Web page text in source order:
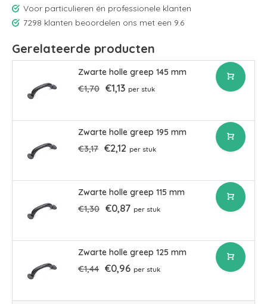
Voor particulieren én professionele klanten
7298 klanten beoordelen ons met een 9.6
Gerelateerde producten
Zwarte holle greep 145 mm
€1,70 €1,13 per stuk
Zwarte holle greep 195 mm
€3,17 €2,12 per stuk
Zwarte holle greep 115 mm
€1,30 €0,87 per stuk
Zwarte holle greep 125 mm
€1,44 €0,96 per stuk